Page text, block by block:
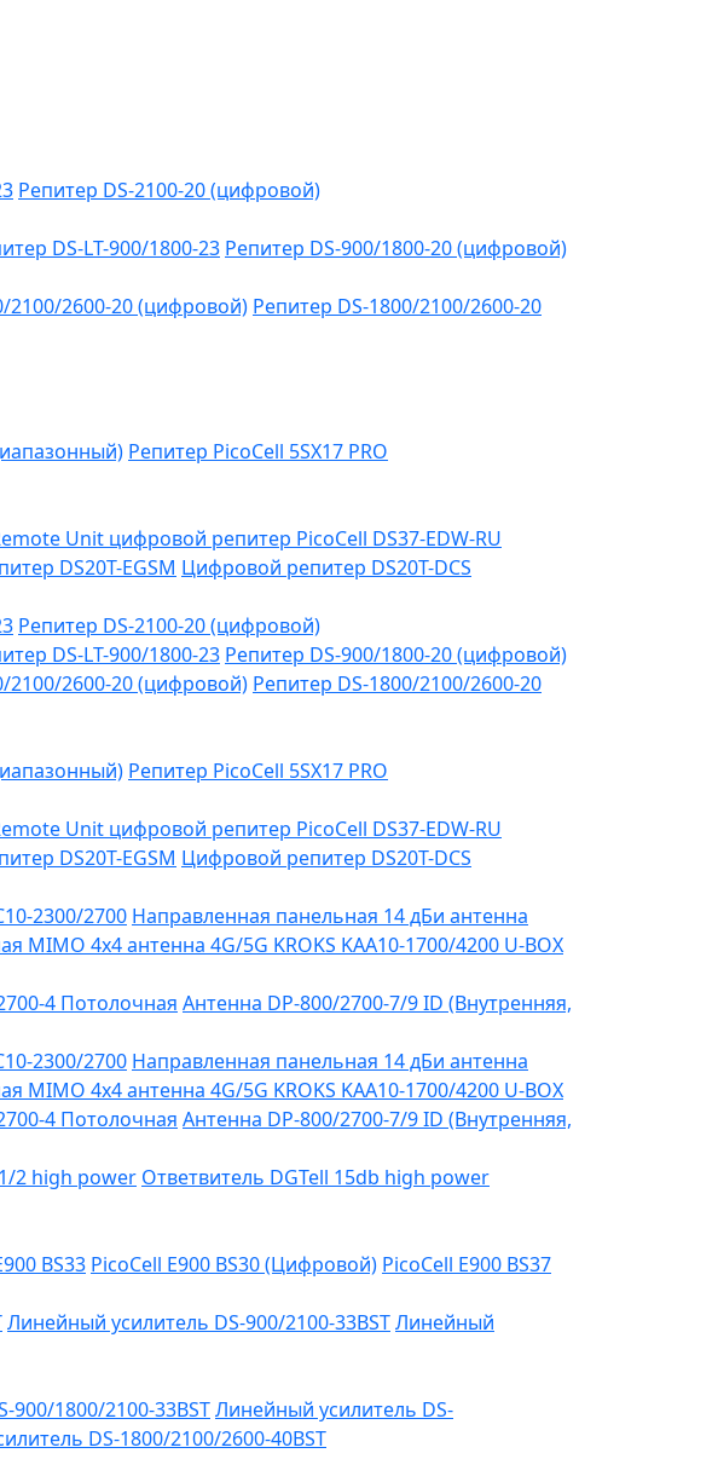
Репитер DS-2100-20 (цифровой)
DS-LT-900/1800-23 Репитер DS-900/1800-20 (цифровой)
2100/2600-20 (цифровой) Репитер DS-1800/2100/2600-20
Репитер PicoCell 5SX17 PRO
Unit цифровой репитер PicoCell DS37-EDW-RU
DS20T-EGSM Цифровой репитер DS20T-DCS
Репитер DS-2100-20 (цифровой)
DS-LT-900/1800-23 Репитер DS-900/1800-20 (цифровой)
2100/2600-20 (цифровой) Репитер DS-1800/2100/2600-20
Репитер PicoCell 5SX17 PRO
Unit цифровой репитер PicoCell DS37-EDW-RU
DS20T-EGSM Цифровой репитер DS20T-DCS
2300/2700 Направленная панельная 14 дБи антенна
MIMO 4x4 антенна 4G/5G KROKS KAA10-1700/4200 U-BOX
4 Потолочная Антенна DP-800/2700-7/9 ID (Внутренняя,
2300/2700 Направленная панельная 14 дБи антенна
MIMO 4x4 антенна 4G/5G KROKS KAA10-1700/4200 U-BOX
4 Потолочная Антенна DP-800/2700-7/9 ID (Внутренняя,
2 high power Ответвитель DGTell 15db high power
BS33 PicoCell E900 BS30 (Цифровой) PicoCell E900 BS37
Линейный усилитель DS-900/2100-33BSTЛинейный
900/1800/2100-33BSTЛинейный усилитель DS-
DS-1800/2100/2600-40BST